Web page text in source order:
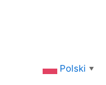
Polski ▼